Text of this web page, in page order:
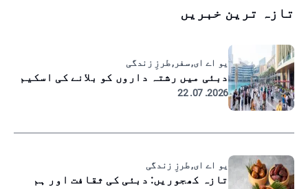
تازہ ترین خبریں
یو اے ای, سفر, طرزِ زندگی
دبئی میں رشتہ داروں کو بلانے کی اسکیم
2026. 07. 22
یو اے ای, طرزِ زندگی
تازہ کھجوریں: دبئی کی ثقافت اور ہم